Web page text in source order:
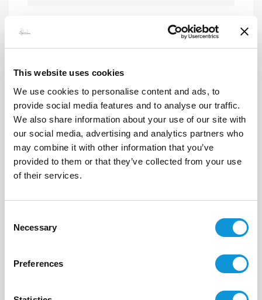
This website uses cookies
We use cookies to personalise content and ads, to
provide social media features and to analyse our traffic.
We also share information about your use of our site with
our social media, advertising and analytics partners who
may combine it with other information that you’ve
provided to them or that they’ve collected from your use
of their services.
Selection
Necessary
Preferences
Ou appelez nous directement au :